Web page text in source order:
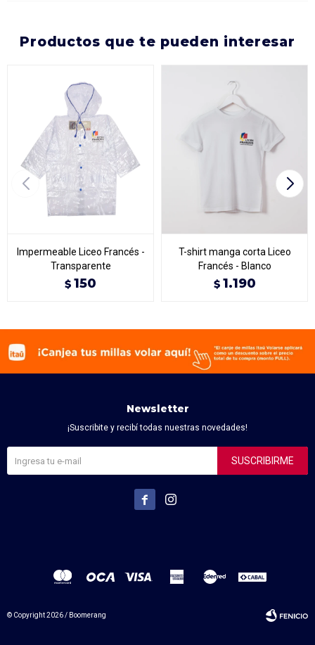
productos que te pueden interesar
Impermeable Liceo Francés -
Transparente
$ 150
T-shirt manga corta Liceo
Francés - Blanco
$ 1.190
Newsletter
¡Suscribite y recibí todas nuestras novedades!
SUSCRIBIRME
 
© Copyright 2026 / Boomerang